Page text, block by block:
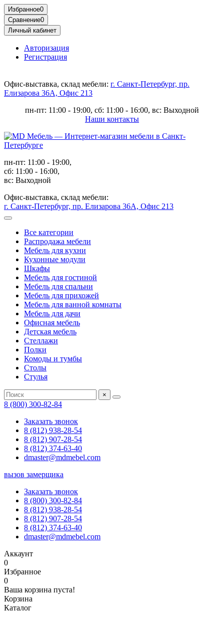
Избранное0
Сравнение0
Личный кабинет
Авторизация
Регистрация
Офис-выставка, склад мебели: г. Санкт-Петербург, пр.
Елизарова 36А, Офис 213
пн-пт: 11:00 - 19:00, сб: 11:00 - 16:00, вс: Выходной
Наши контакты
пн-пт: 11:00 - 19:00,
сб: 11:00 - 16:00,
вс: Выходной
Офис-выставка, склад мебели:
г. Санкт-Петербург, пр. Елизарова 36А, Офис 213
Все категории
Распродажа мебели
Мебель для кухни
Кухонные модули
Шкафы
Мебель для гостиной
Мебель для спальни
Мебель для прихожей
Мебель для ванной комнаты
Мебель для дачи
Офисная мебель
Детская мебель
Стеллажи
Полки
Комоды и тумбы
Столы
Стулья
×
8 (800) 300-82-84
Заказать звонок
8 (812) 938-28-54
8 (812) 907-28-54
8 (812) 374-63-40
dmaster@mdmebel.com
вызов замерщика
Заказать звонок
8 (800) 300-82-84
8 (812) 938-28-54
8 (812) 907-28-54
8 (812) 374-63-40
dmaster@mdmebel.com
Аккаунт
0
Избранное
0
Ваша корзина пуста!
Корзина
Каталог